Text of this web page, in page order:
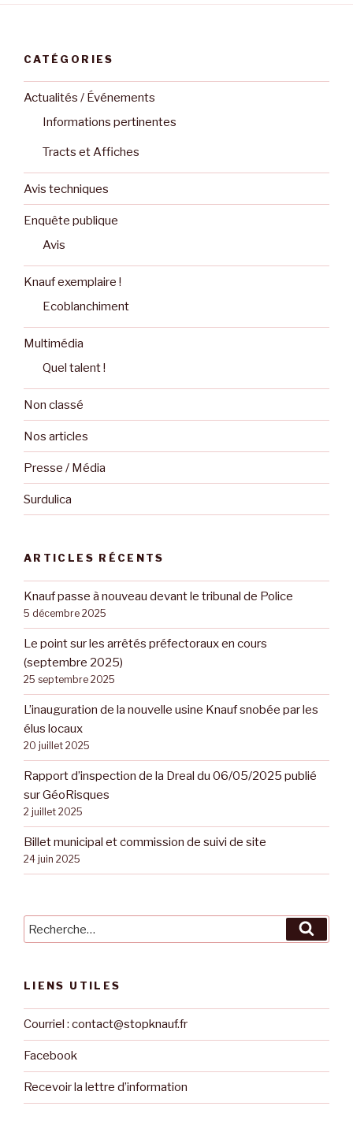
CATÉGORIES
Actualités / Événements
Informations pertinentes
Tracts et Affiches
Avis techniques
Enquête publique
Avis
Knauf exemplaire !
Ecoblanchiment
Multimédia
Quel talent !
Non classé
Nos articles
Presse / Média
Surdulica
ARTICLES RÉCENTS
Knauf passe à nouveau devant le tribunal de Police
5 décembre 2025
Le point sur les arrêtés préfectoraux en cours
(septembre 2025)
25 septembre 2025
L’inauguration de la nouvelle usine Knauf snobée par les
élus locaux
20 juillet 2025
Rapport d’inspection de la Dreal du 06/05/2025 publié
sur GéoRisques
2 juillet 2025
Billet municipal et commission de suivi de site
24 juin 2025
Recherche
pour
LIENS UTILES
Courriel : contact@stopknauf.fr
Facebook
Recevoir la lettre d’information